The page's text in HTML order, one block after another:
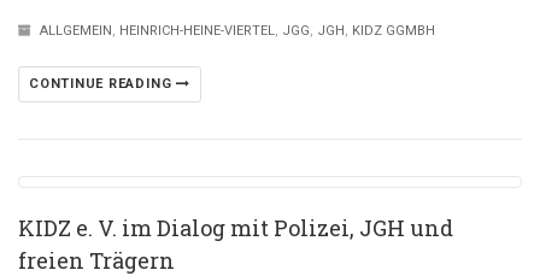
ALLGEMEIN, HEINRICH-HEINE-VIERTEL, JGG, JGH, KIDZ GGMBH
CONTINUE READING
KIDZ e. V. im Dialog mit Polizei, JGH und
freien Trägern